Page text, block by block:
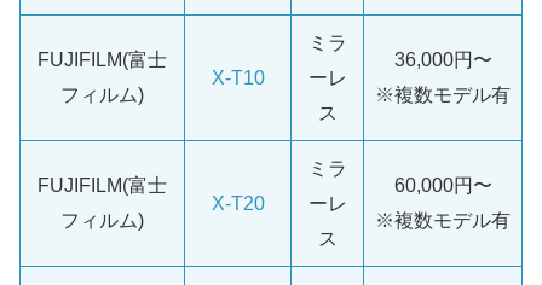
FUJIFILM(富士
フィルム)
X-T10
ミラ
ーレ
ス
36,000円〜
※複数モデル有
FUJIFILM(富士
フィルム)
X-T20
ミラ
ーレ
ス
60,000円〜
※複数モデル有